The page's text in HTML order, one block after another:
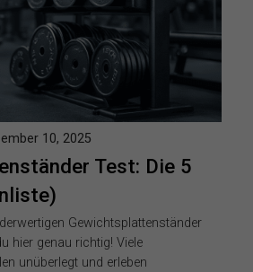
Test: Die 5
10, 2025
Gewichtsplattenständer
hier genau richtig! Viele
unüberlegt und erleben